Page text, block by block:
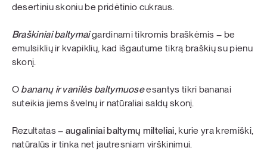
desertiniu skoniu be pridėtinio cukraus.
Braškiniai baltymaigardinami tikromis braškėmis – be
emulsiklių ir kvapiklių, kad išgautume tikrą braškių su pienu
skonį.
O bananų ir vanilės baltymuoseesantys tikri bananai
suteikia jiems švelnų ir natūraliai saldų skonį.
Rezultatas – augaliniai baltymų milteliai, kurie yra kremiški,
natūralūs ir tinka net jautresniam virškinimui.